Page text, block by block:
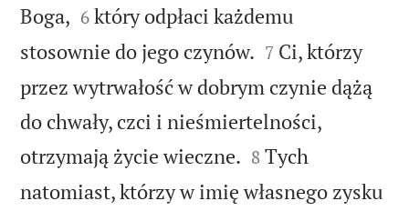
Boga, 

6 który odpłaci każdemu
stosownie do jego czynów. 

7 Ci, którzy
przez wytrwałość w dobrym czynie dążą
do chwały, czci i nieśmiertelności,
otrzymają życie wieczne. 

8 Tych
natomiast, którzy w imię własnego zysku